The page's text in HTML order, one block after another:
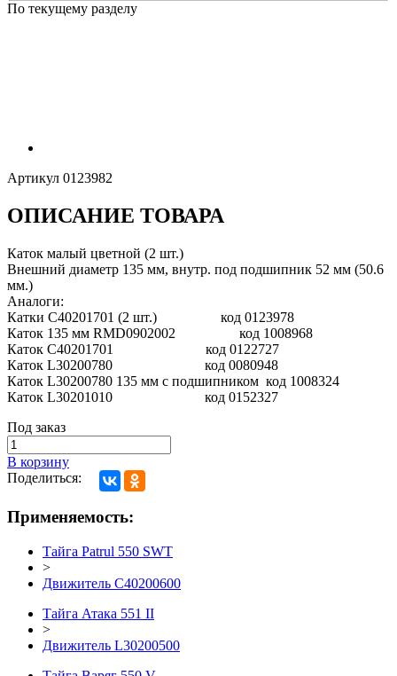
По текущему разделу
Артикул 0123982
ОПИСАНИЕ ТОВАРА
Каток малый цветной (2 шт.)
Внешний диаметр 135 мм, внутр. под подшипник 52 мм (50.6
мм.)
Аналоги:
Катки C40201701 (2 шт.) код 0123978
Каток 135 мм RMD0902002 код 1008968
Каток C40201701 код 0122727
Каток L30200780 код 0080948
Каток L30200780 135 мм с подшипником код 1008324
Каток L30201010 код 0152327
Под заказ
В корзину
Поделиться:
Применяемость:
Тайга Patrul 550 SWT
>
Движитель C40200600
Тайга Атака 551 II
>
Движитель L30200500